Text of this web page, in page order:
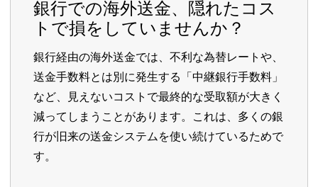
銀行での海外送金、隠れたコス
トで損をしていませんか？
銀行経由の海外送金では、不利な為替レートや、
送金手数料とは別に発生する「中継銀行手数料」
など、見えないコストで最終的な受取額が大きく
減ってしまうことがあります。これは、多くの銀
行が旧来の送金システムを使い続けているためで
す。